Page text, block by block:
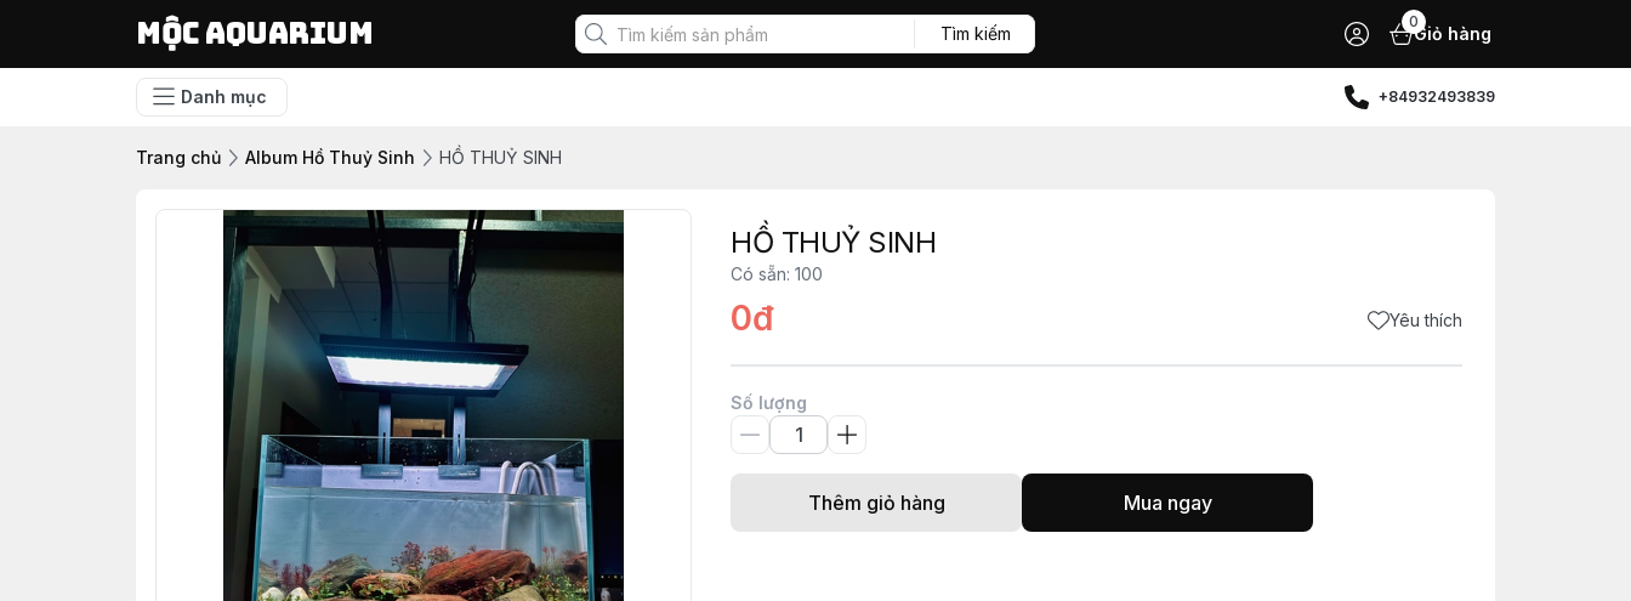
Mộc Aquarium Tìm kiếm
0
Giỏ hàng
Danh mục +84932493839
Trang chủ Album Hồ Thuỷ Sinh HỒ THUỶ SINH
HỒ THUỶ SINH
Có sẵn: 100
0đ Yêu thích
Số lượng
Thêm giỏ hàng Mua ngay